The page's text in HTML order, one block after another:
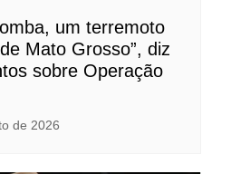
um terremoto
Mato Grosso”, diz
sobre Operação
de 2026